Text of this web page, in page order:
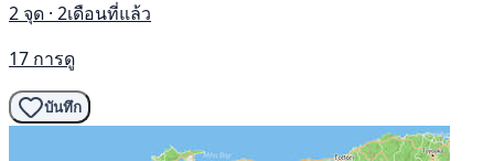
2 จุด · 2เดือนที่แล้ว
17 การดู
บันทึก